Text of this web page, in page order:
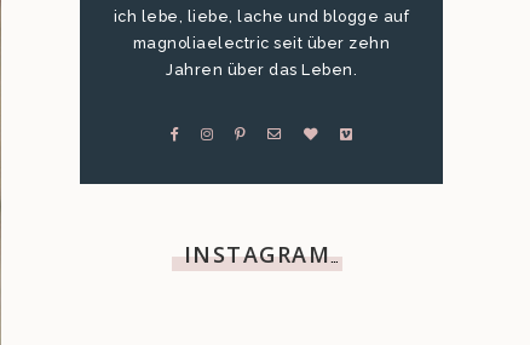
ich lebe, liebe, lache und blogge auf
magnoliaelectric seit über zehn
Jahren über das Leben.
INSTAGRAM…